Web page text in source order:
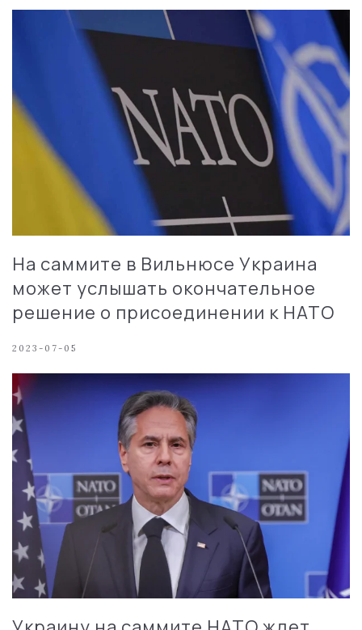
На саммите в Вильнюсе Украина
может услышать окончательное
решение о присоединении к НАТО
2023-07-05